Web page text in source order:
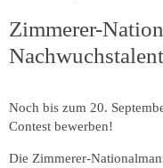
Zimmerer-
Noch bis zum 20.
Contest bewerben!
Die Zimmerer-